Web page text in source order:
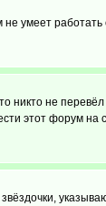
умеет
никто не
этот форум